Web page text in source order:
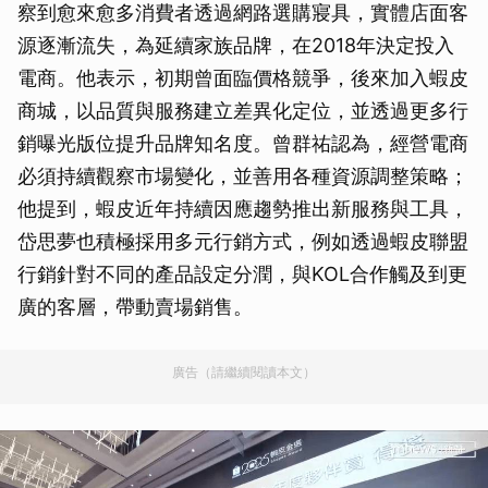
察到愈來愈多消費者透過網路選購寢具，實體店面客
源逐漸流失，為延續家族品牌，在2018年決定投入
電商。他表示，初期曾面臨價格競爭，後來加入蝦皮
商城，以品質與服務建立差異化定位，並透過更多行
銷曝光版位提升品牌知名度。曾群祐認為，經營電商
必須持續觀察市場變化，並善用各種資源調整策略；
他提到，蝦皮近年持續因應趨勢推出新服務與工具，
岱思夢也積極採用多元行銷方式，例如透過蝦皮聯盟
行銷針對不同的產品設定分潤，與KOL合作觸及到更
廣的客層，帶動賣場銷售。
廣告（請繼續閱讀本文）